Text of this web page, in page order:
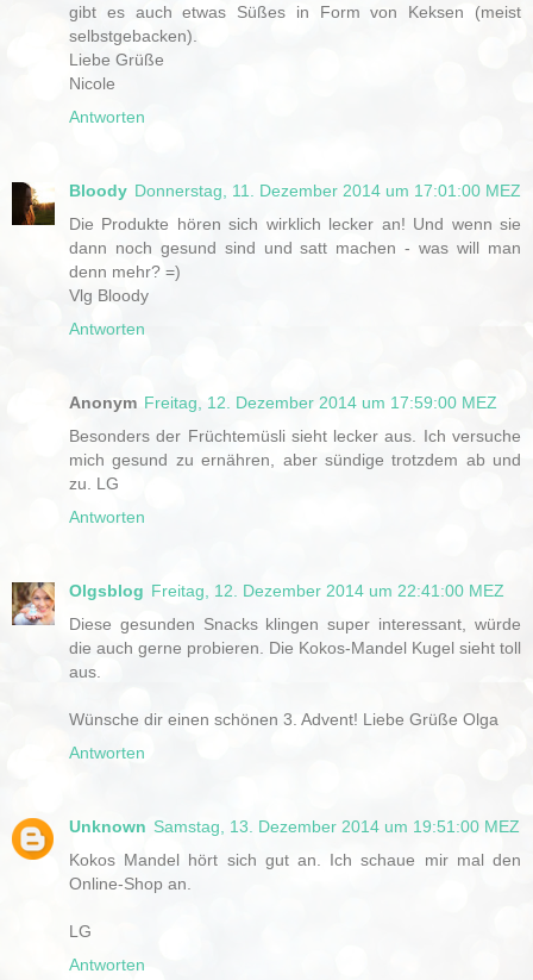
gibt es auch etwas Süßes in Form von Keksen (meist
selbstgebacken).
Liebe Grüße
Nicole
Antworten
Bloody Donnerstag, 11. Dezember 2014 um 17:01:00 MEZ
Die Produkte hören sich wirklich lecker an! Und wenn sie
dann noch gesund sind und satt machen - was will man
denn mehr? =)
Vlg Bloody
Antworten
Anonym Freitag, 12. Dezember 2014 um 17:59:00 MEZ
Besonders der Früchtemüsli sieht lecker aus. Ich versuche
mich gesund zu ernähren, aber sündige trotzdem ab und
zu. LG
Antworten
Olgsblog Freitag, 12. Dezember 2014 um 22:41:00 MEZ
Diese gesunden Snacks klingen super interessant, würde
die auch gerne probieren. Die Kokos-Mandel Kugel sieht toll
aus.
Wünsche dir einen schönen 3. Advent! Liebe Grüße Olga
Antworten
Unknown Samstag, 13. Dezember 2014 um 19:51:00 MEZ
Kokos Mandel hört sich gut an. Ich schaue mir mal den
Online-Shop an.
LG
Antworten